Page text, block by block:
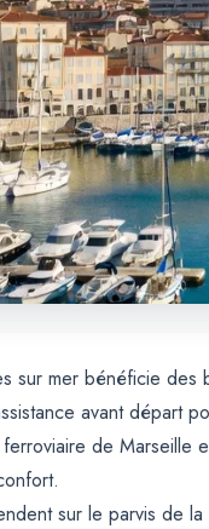
sur mer bénéficie
avant départ
de Marseille
sur le parvis de